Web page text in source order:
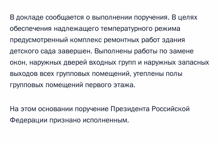
В докладе сообщается о выполнении поручения. В целях
обеспечения надлежащего температурного режима
предусмотренный комплекс ремонтных работ здания
детского сада завершен. Выполнены работы по замене
окон, наружных дверей входных групп и наружных запасных
выходов всех групповых помещений, утеплены полы
групповых помещений первого этажа.
На этом основании поручение Президента Российской
Федерации признано исполненным.